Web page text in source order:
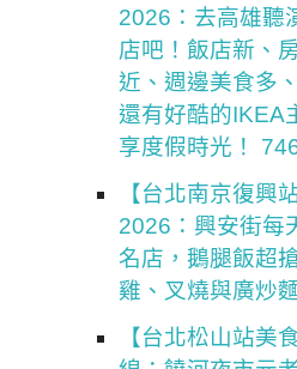
2026：去高雄聽
店吧！飯店新、
近、週邊美食多
還有好酷的IKEA
享度假時光！
【台北南京復興
2026：興安街每
名店，鵝腿飯超
雞、叉燒與廣炒
【台北松山站美